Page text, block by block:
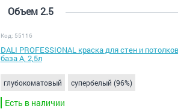
Объем 2.5
Код: 55116
DALI PROFESSIONAL краска для стен и
база А, 2,5л
глубокоматовый супербелый (96%)
Есть в наличии